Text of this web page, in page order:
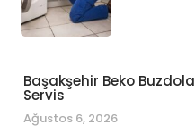
Başakşehir Beko
Servis
Ağustos 6, 2026